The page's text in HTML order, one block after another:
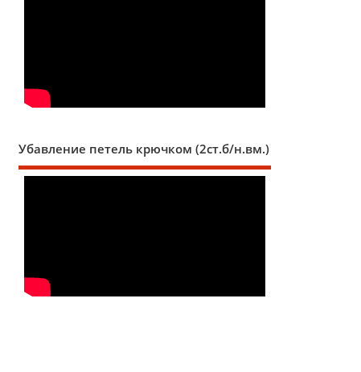
Убавление петель крючком (2ст.б/н.вм.)